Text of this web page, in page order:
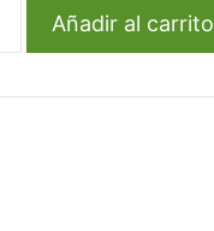
€ 157,91.
Microarenadora
cuerpo
Añadir al carrito